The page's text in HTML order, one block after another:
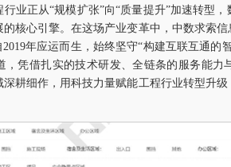
行业正从“规模扩张”向“质量提升”加速转型
的核心引擎。在这场产业变革中，中数求索
2019年应运而生，始终坚守“构建互联互通的
，凭借扎实的技术研发、全链条的服务能力
深耕细作，用科技力量赋能工程行业转型升